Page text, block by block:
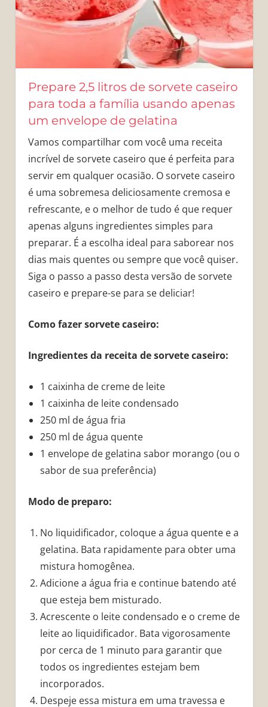
Prepare 2,5 litros de sorvete caseiro
para toda a família usando apenas
um envelope de gelatina
Vamos compartilhar com você uma receita
incrível de sorvete caseiro que é perfeita para
servir em qualquer ocasião. O sorvete caseiro
é uma sobremesa deliciosamente cremosa e
refrescante, e o melhor de tudo é que requer
apenas alguns ingredientes simples para
preparar. É a escolha ideal para saborear nos
dias mais quentes ou sempre que você quiser.
Siga o passo a passo desta versão de sorvete
caseiro e prepare-se para se deliciar!
Como fazer sorvete caseiro:
Ingredientes da receita de sorvete caseiro:
1 caixinha de creme de leite
1 caixinha de leite condensado
250 ml de água fria
250 ml de água quente
1 envelope de gelatina sabor morango (ou o
sabor de sua preferência)
Modo de preparo:
No liquidificador, coloque a água quente e a
gelatina. Bata rapidamente para obter uma
mistura homogênea.
Adicione a água fria e continue batendo até
que esteja bem misturado.
Acrescente o leite condensado e o creme de
leite ao liquidificador. Bata vigorosamente
por cerca de 1 minuto para garantir que
todos os ingredientes estejam bem
incorporados.
Despeje essa mistura em uma travessa e